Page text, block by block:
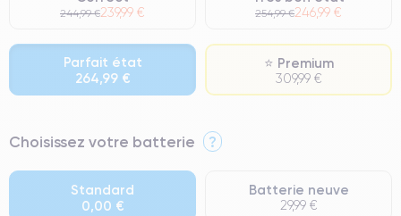
244,99 €239,99 € 254,99 €246,99 €
Parfait état
264,99 €
⭐ Premium
309,99 €
⭐ Premium
● Batterie : usage intensif.
● Seuls 5% de nos téléphones ont un grade Premium.
Choisissez votre batterie ?
Standard
0,00 €
Batterie neuve
29,99 €